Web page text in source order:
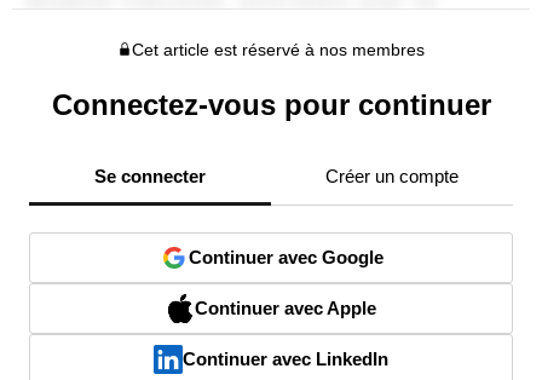
Cet article est réservé à nos membres
Connectez-vous pour continuer
Se connecter Créer un compte
Continuer avec Google
Continuer avec Apple
Continuer avec LinkedIn